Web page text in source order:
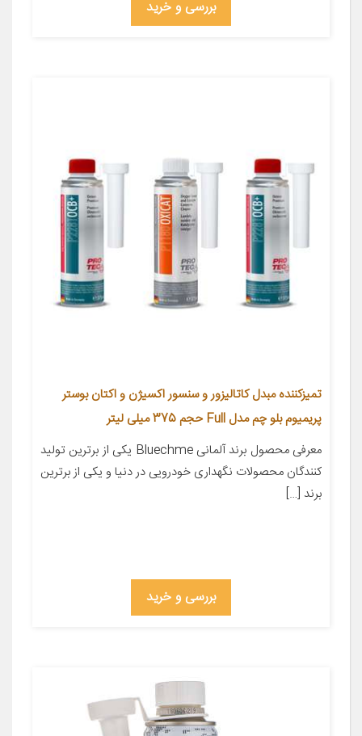
بررسی و خرید
تمیزکننده مبدل کاتالیزور و سنسور اکسیژن و اکتان بوستر
پریمیوم بلو چم مدل Full حجم 375 میلی لیتر
معرفی محصول برند آلمانی Bluechme یکی از برترین تولید
کنندگان محصولات نگهداری خودرویی در دنیا و یکی از برترین
برند […]
بررسی و خرید